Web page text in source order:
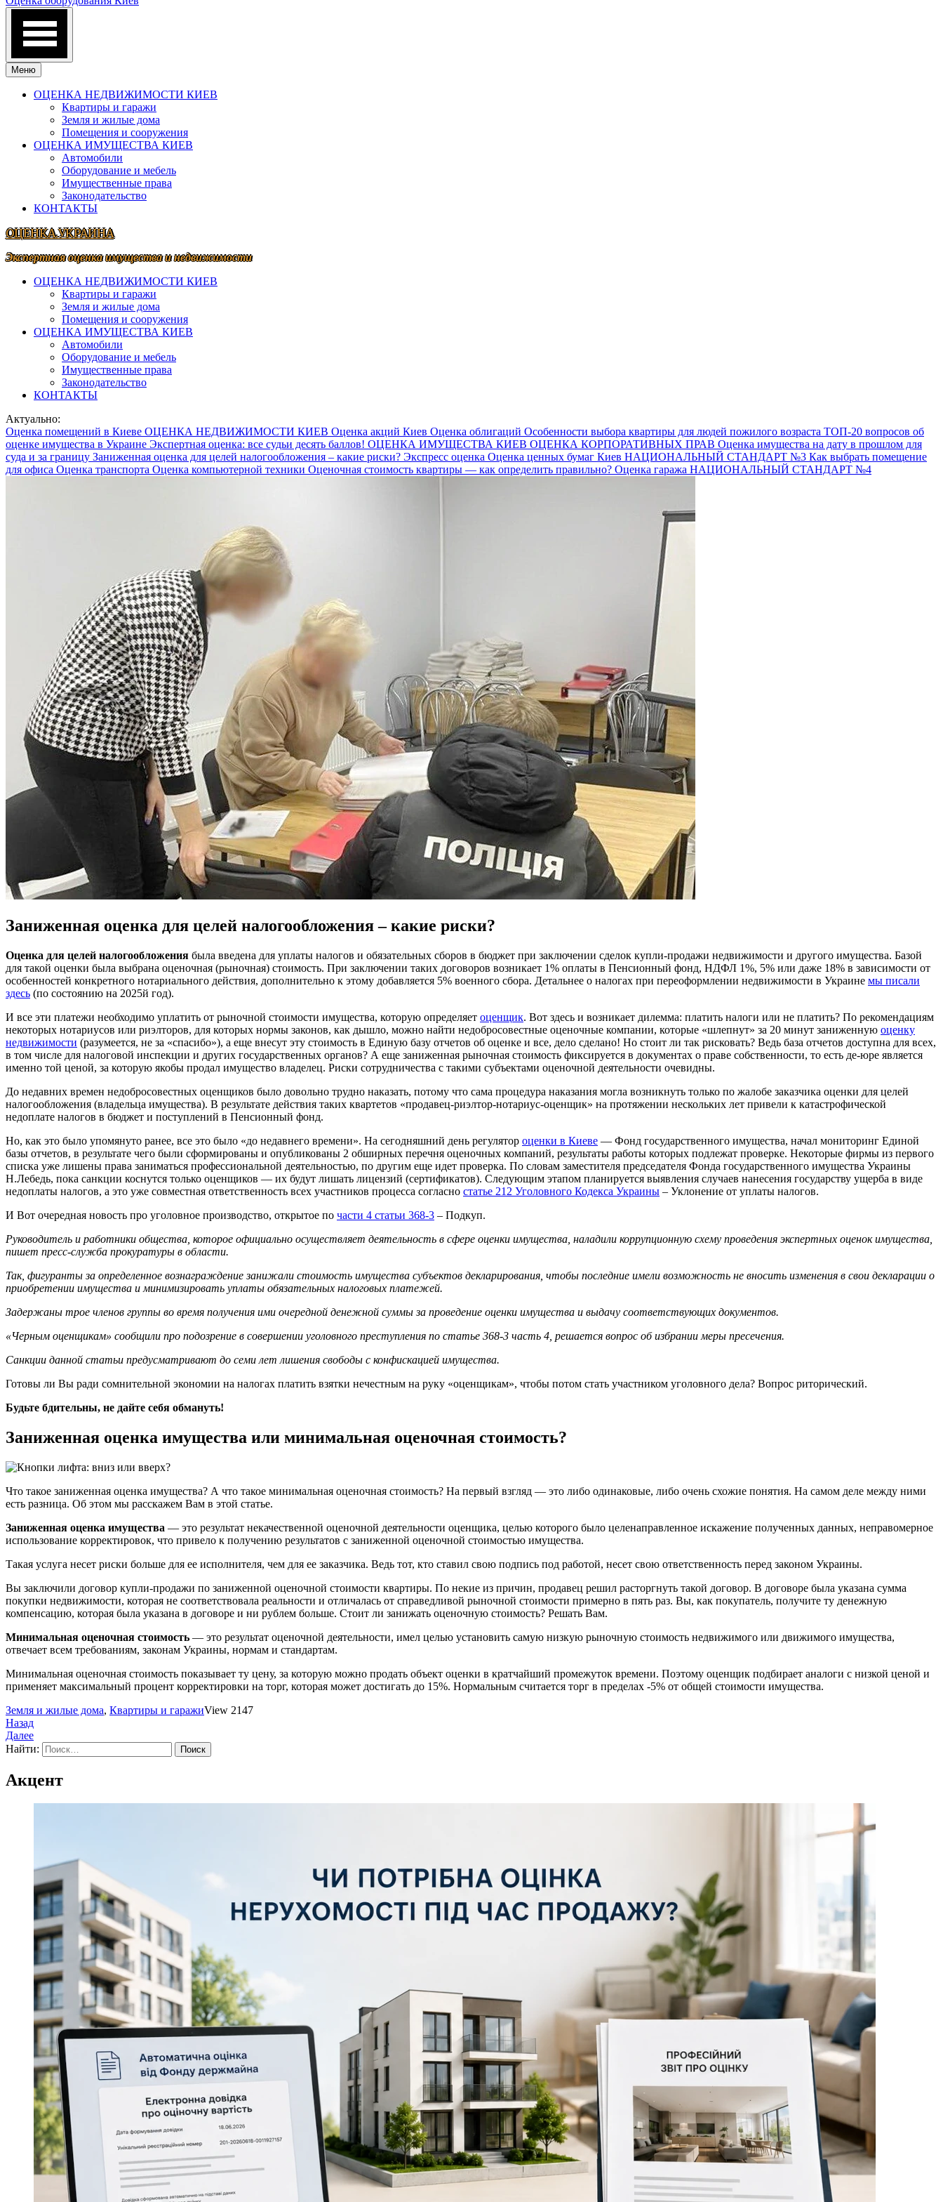
Меню
ОЦЕНКА НЕДВИЖИМОСТИ КИЕВ
Квартиры и гаражи
Земля и жилые дома
Помещения и сооружения
ОЦЕНКА ИМУЩЕСТВА КИЕВ
Автомобили
Оборудование и мебель
Имущественные права
Законодательство
КОНТАКТЫ
ОЦЕНКА.УКРАИНА
Экспертная оценка имущества и недвижимости
ОЦЕНКА НЕДВИЖИМОСТИ КИЕВ
Квартиры и гаражи
Земля и жилые дома
Помещения и сооружения
ОЦЕНКА ИМУЩЕСТВА КИЕВ
Автомобили
Оборудование и мебель
Имущественные права
Законодательство
КОНТАКТЫ
Актуально:
Оценка помещений в Киеве ОЦЕНКА НЕДВИЖИМОСТИ КИЕВ Оценка акций Киев Оценка облигаций Особенности выбора квартиры для людей пожилого возраста ТОП-20 вопросов об
оценке имущества в Украине Экспертная оценка: все судьи десять баллов! ОЦЕНКА ИМУЩЕСТВА КИЕВ ОЦЕНКА КОРПОРАТИВНЫХ ПРАВ Оценка имущества на дату в прошлом для
суда и за границу Заниженная оценка для целей налогообложения – какие риски? Экспресс оценка Оценка ценных бумаг Киев НАЦИОНАЛЬНЫЙ СТАНДАРТ №3 Как выбрать помещение
для офиса Оценка транспорта Оценка компьютерной техники Оценочная стоимость квартиры — как определить правильно? Оценка гаража НАЦИОНАЛЬНЫЙ СТАНДАРТ №4
Заниженная оценка для целей налогообложения – какие риски?
Оценка для целей налогообложения была введена для уплаты налогов и обязательных сборов в бюджет при заключении сделок купли-продажи недвижимости и другого имущества. Базой
для такой оценки была выбрана оценочная (рыночная) стоимость. При заключении таких договоров возникает 1% оплаты в Пенсионный фонд, НДФЛ 1%, 5% или даже 18% в зависимости от
особенностей конкретного нотариального действия, дополнительно к этому добавляется 5% военного сбора. Детальнее о налогах при переоформлении недвижимости в Украине мы писали
здесь (по состоянию на 2025й год).
И все эти платежи необходимо уплатить от рыночной стоимости имущества, которую определяет оценщик. Вот здесь и возникает дилемма: платить налоги или не платить? По рекомендациям
некоторых нотариусов или риэлторов, для которых нормы законов, как дышло, можно найти недобросовестные оценочные компании, которые «шлепнут» за 20 минут заниженную оценку
недвижимости (разумеется, не за «спасибо»), а еще внесут эту стоимость в Единую базу отчетов об оценке и все, дело сделано! Но стоит ли так рисковать? Ведь база отчетов доступна для всех,
в том числе для налоговой инспекции и других государственных органов? А еще заниженная рыночная стоимость фиксируется в документах о праве собственности, то есть де-юре является
именно той ценой, за которую якобы продал имущество владелец. Риски сотрудничества с такими субъектами оценочной деятельности очевидны.
До недавних времен недобросовестных оценщиков было довольно трудно наказать, потому что сама процедура наказания могла возникнуть только по жалобе заказчика оценки для целей
налогообложения (владельца имущества). В результате действия таких квартетов «продавец-риэлтор-нотариус-оценщик» на протяжении нескольких лет привели к катастрофической
недоплате налогов в бюджет и поступлений в Пенсионный фонд.
Но, как это было упомянуто ранее, все это было «до недавнего времени». На сегодняшний день регулятор оценки в Киеве — Фонд государственного имущества, начал мониторинг Единой
базы отчетов, в результате чего были сформированы и опубликованы 2 обширных перечня оценочных компаний, результаты работы которых подлежат проверке. Некоторые фирмы из первого
списка уже лишены права заниматься профессиональной деятельностью, по другим еще идет проверка. По словам заместителя председателя Фонда государственного имущества Украины
Н.Лебедь, пока санкции коснутся только оценщиков — их будут лишать лицензий (сертификатов). Следующим этапом планируется выявления случаев нанесения государству ущерба в виде
недоплаты налогов, а это уже совместная ответственность всех участников процесса согласно статье 212 Уголовного Кодекса Украины – Уклонение от уплаты налогов.
И Вот очередная новость про уголовное производство, открытое по части 4 статьи 368-3 – Подкуп.
Руководитель и работники общества, которое официально осуществляет деятельность в сфере оценки имущества, наладили коррупционную схему проведения экспертных оценок имущества,
пишет пресс-служба прокуратуры в области.
Так, фигуранты за определенное вознаграждение занижали стоимость имущества субъектов декларирования, чтобы последние имели возможность не вносить изменения в свои декларации о
приобретении имущества и минимизировать уплаты обязательных налоговых платежей.
Задержаны трое членов группы во время получения ими очередной денежной суммы за проведение оценки имущества и выдачу соответствующих документов.
«Черным оценщикам» сообщили про подозрение в совершении уголовного преступления по статье 368-3 часть 4, решается вопрос об избрании меры пресечения.
Санкции данной статьи предусматривают до семи лет лишения свободы с конфискацией имущества.
Готовы ли Вы ради сомнительной экономии на налогах платить взятки нечестным на руку «оценщикам», чтобы потом стать участником уголовного дела? Вопрос риторический.
Будьте бдительны, не дайте себя обмануть!
Заниженная оценка имущества или минимальная оценочная стоимость?
Что такое заниженная оценка имущества? А что такое минимальная оценочная стоимость? На первый взгляд — это либо одинаковые, либо очень схожие понятия. На самом деле между ними
есть разница. Об этом мы расскажем Вам в этой статье.
Заниженная оценка имущества — это результат некачественной оценочной деятельности оценщика, целью которого было целенаправленное искажение полученных данных, неправомерное
использование корректировок, что привело к получению результатов с заниженной оценочной стоимостью имущества.
Такая услуга несет риски больше для ее исполнителя, чем для ее заказчика. Ведь тот, кто ставил свою подпись под работой, несет свою ответственность перед законом Украины.
Вы заключили договор купли-продажи по заниженной оценочной стоимости квартиры. По некие из причин, продавец решил расторгнуть такой договор. В договоре была указана сумма
покупки недвижимости, которая не соответствовала реальности и отличалась от справедливой рыночной стоимости примерно в пять раз. Вы, как покупатель, получите ту денежную
компенсацию, которая была указана в договоре и ни рублем больше. Стоит ли занижать оценочную стоимость? Решать Вам.
Минимальная оценочная стоимость — это результат оценочной деятельности, имел целью установить самую низкую рыночную стоимость недвижимого или движимого имущества,
отвечает всем требованиям, законам Украины, нормам и стандартам.
Минимальная оценочная стоимость показывает ту цену, за которую можно продать объект оценки в кратчайший промежуток времени. Поэтому оценщик подбирает аналоги с низкой ценой и
применяет максимальный процент корректировки на торг, которая может достигать до 15%. Нормальным считается торг в пределах -5% от общей стоимости имущества.
Земля и жилые дома, Квартиры и гаражиView 2147
Назад
Далее
Найти:
Акцент